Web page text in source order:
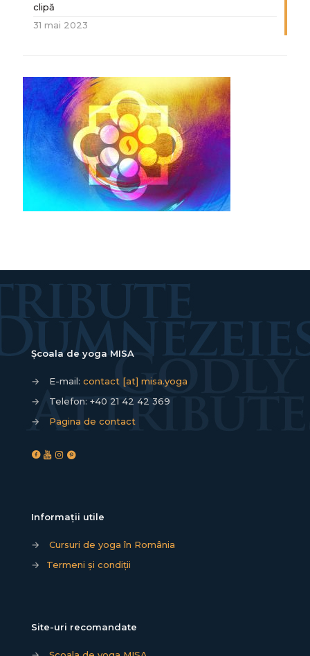
clipă
31 mai 2023
Școala de yoga MISA
→ E-mail: contact [at] misa.yoga
→
Telefon: +40 21 42 42 369
→
Pagina de contact
Informații utile
→
Cursuri de yoga în România
→
Termeni și condiții
Site-uri recomandate